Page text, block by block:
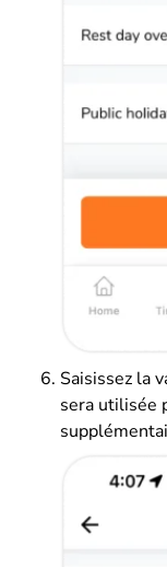
Saisissez la
sera utilisée